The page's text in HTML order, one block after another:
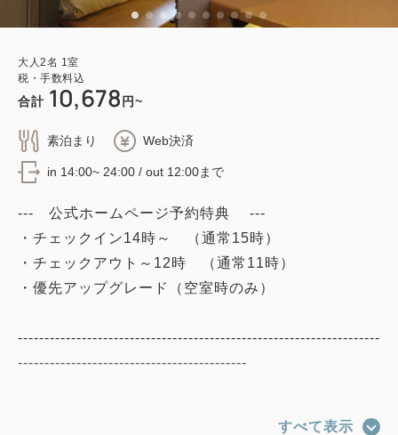
大人 2名 1 室
税・手数料込
合計 10,678 円~
素泊まり Web決済
in 14:00~ 24:00 / out 12:00まで
--- 公式ホームページ予約特典 ---
・チェックイン14時～ （通常15時）
・チェックアウト～12時 （通常11時）
・優先アップグレード（空室時のみ）
--------------------------------------------------------------------
-------------------------------------------
すべて表示